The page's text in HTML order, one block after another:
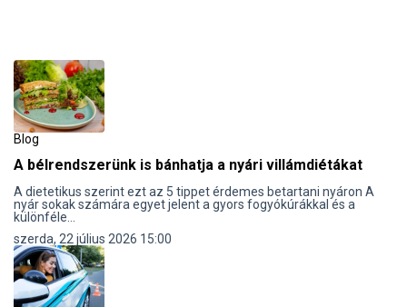
Blog
A bélrendszerünk is bánhatja a nyári villámdiétákat
A dietetikus szerint ezt az 5 tippet érdemes betartani nyáron A
nyár sokak számára egyet jelent a gyors fogyókúrákkal és a
különféle...
szerda, 22 július 2026 15:00